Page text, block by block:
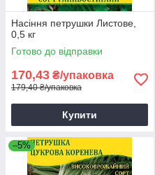
Насіння петрушки Листове,
0,5 кг
Готово до відправки
170,43 ₴/упаковка
179,40 ₴/упаковка
Купити
–5%